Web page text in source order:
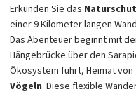
Erkunden Sie das
einer 9 Kilometer langen
Das Abenteuer beginnt mit
Hängebrücke über den
Ökosystem führt, Heimat von
Vögeln. Diese flexible